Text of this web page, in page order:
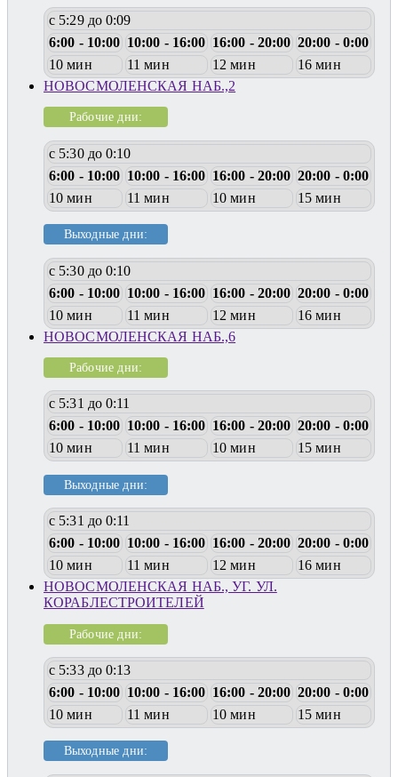
с 5:29 до 0:09
6:00 - 10:00 10:00 - 16:00 16:00 - 20:00 20:00 - 0:00
10 мин
11 мин 12 мин
16 мин
НОВОСМОЛЕНСКАЯ НАБ.,2
Рабочие дни:
с 5:30 до 0:10
6:00 - 10:00 10:00 - 16:00 16:00 - 20:00 20:00 - 0:00
10 мин
11 мин 10 мин 15 мин
Выходные дни:
с 5:30 до 0:10
6:00 - 10:00 10:00 - 16:00 16:00 - 20:00 20:00 - 0:00
10 мин
11 мин 12 мин
16 мин
НОВОСМОЛЕНСКАЯ НАБ.,6
Рабочие дни:
с 5:31 до 0:11
6:00 - 10:00 10:00 - 16:00 16:00 - 20:00 20:00 - 0:00
10 мин
11 мин 10 мин 15 мин
Выходные дни:
с 5:31 до 0:11
6:00 - 10:00 10:00 - 16:00 16:00 - 20:00 20:00 - 0:00
10 мин
11 мин 12 мин
16 мин
НОВОСМОЛЕНСКАЯ НАБ., УГ. УЛ.
КОРАБЛЕСТРОИТЕЛЕЙ
Рабочие дни:
с 5:33 до 0:13
6:00 - 10:00 10:00 - 16:00 16:00 - 20:00 20:00 - 0:00
10 мин
11 мин 10 мин 15 мин
Выходные дни: